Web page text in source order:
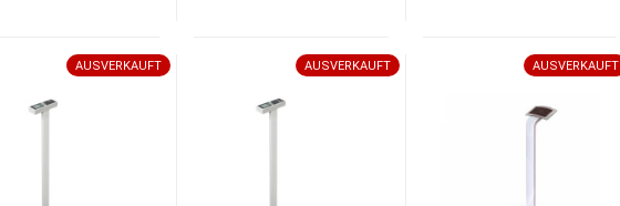
AUSVERKAUFT AUSVERKAUFT AUSVERKAUFT